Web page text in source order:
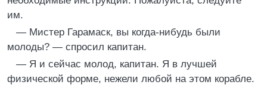
им.
— Мистер Гарамаск, вы когда-нибудь были
молоды? — спросил капитан.
— Я и сейчас молод, капитан. Я в лучшей
физической форме, нежели любой на этом корабле.